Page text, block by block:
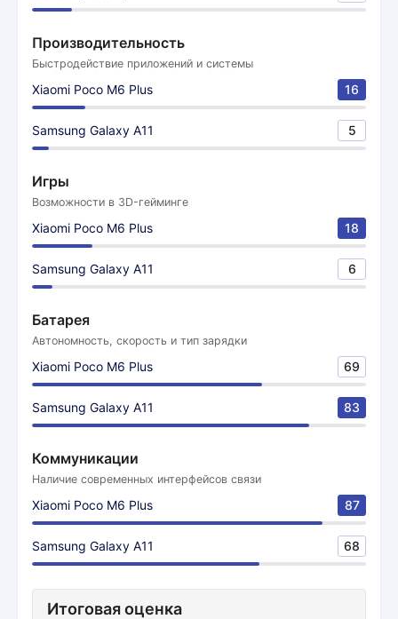
Производительность
Быстродействие приложений и системы
Xiaomi Poco M6 Plus 16
Samsung Galaxy A11 5
Игры
Возможности в 3D-гейминге
Xiaomi Poco M6 Plus 18
Samsung Galaxy A11 6
Батарея
Автономность, скорость и тип зарядки
Xiaomi Poco M6 Plus 69
Samsung Galaxy A11 83
Коммуникации
Наличие современных интерфейсов связи
Xiaomi Poco M6 Plus 87
Samsung Galaxy A11 68
Итоговая оценка